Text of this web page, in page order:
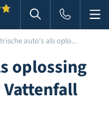
Zoeken in
auto's als oplo...
oplossing